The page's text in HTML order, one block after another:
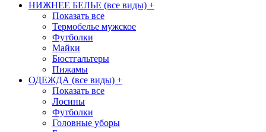
НИЖНЕЕ БЕЛЬЕ (все виды) +
Показать все
Термобелье мужское
Футболки
Майки
Бюстгальтеры
Пижамы
ОДЕЖДА (все виды) +
Показать все
Лосины
Футболки
Головные уборы